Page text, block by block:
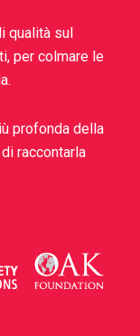
qualità sul
per colmare le
profonda della
raccontarla